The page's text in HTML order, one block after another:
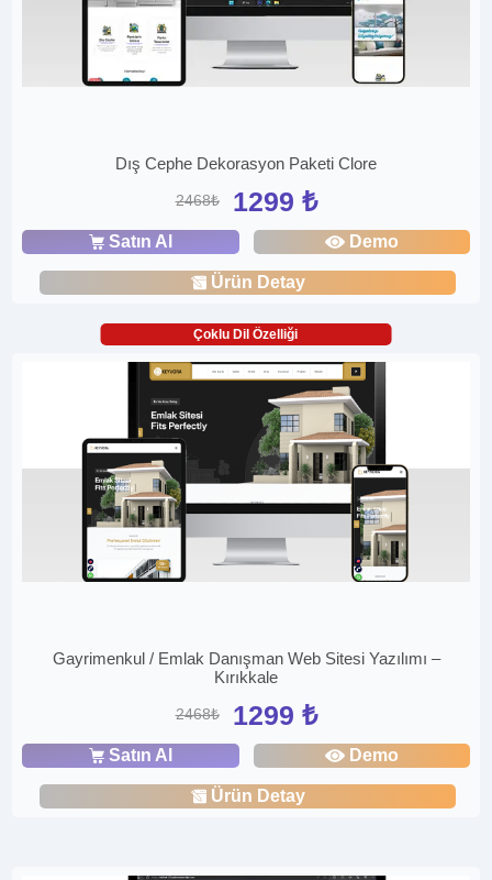
Dış Cephe Dekorasyon Paketi Clore
2468₺ 1299 ₺
Satın Al Demo
Ürün Detay
Çoklu Dil Özelliği
Gayrimenkul / Emlak Danışman Web Sitesi Yazılımı –
Kırıkkale
2468₺ 1299 ₺
Satın Al Demo
Ürün Detay